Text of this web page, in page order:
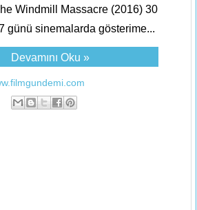
Windmill Massacre (2016) 30
günü sinemalarda gösterime...
Devamını Oku »